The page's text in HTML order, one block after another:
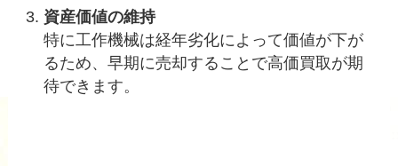
資産価値の維持
特に工作機械は経年劣化によって価値が下が
るため、早期に売却することで高価買取が期
待できます。